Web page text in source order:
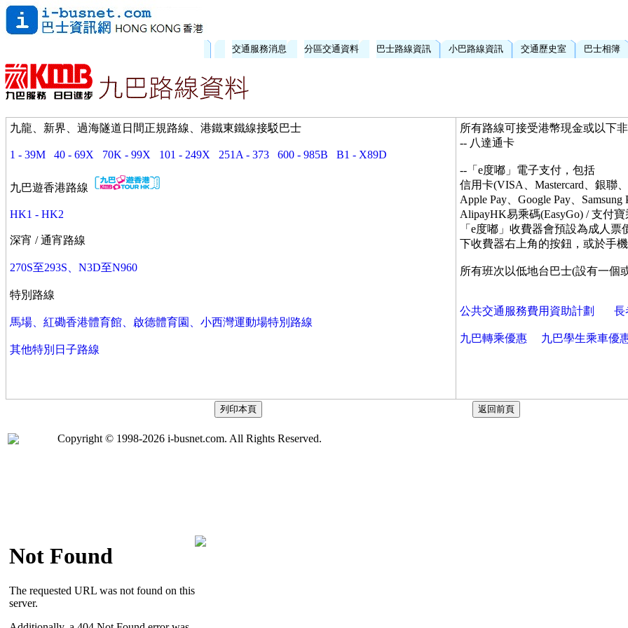
交通服務消息 分區交通資料 巴士路線資訊 小巴路線資訊 交通歷史室 巴士相簿
九龍、新界、過海隧道日間正規路線、港鐵東鐵線接駁巴士
1 - 39M 40 - 69X 70K - 99X 101 - 249X 251A - 373 600 - 985B B1 - X89D
九巴遊香港路線
HK1 - HK2
深宵 / 通宵路線
270S至293S、N3D至N960
特別路線
馬場、紅磡香港體育館、啟德體育園、小西灣運動場特別路線
其他特別日子路線
所有路線可接受港幣現金或以下
-- 八達通卡
--「e度嘟」電子支付，包括
信用卡(VISA、Mastercard、銀聯
Apple Pay、Google Pay、Samsung
AlipayHK易乘碼(EasyGo) / 支付
「e度嘟」收費器會預設為成人
下收費器右上角的按鈕，或於手
所有班次以低地台巴士(設有一個
公共交通服務費用資助計劃 長
九巴轉乘優惠 九巴學生乘車優
Copyright © 1998-2026 i-busnet.com. All Rights Reserved.